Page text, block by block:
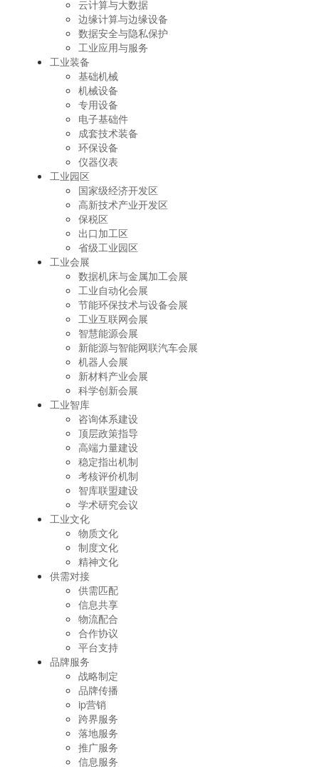
云计算与大数据
边缘计算与边缘设备
数据安全与隐私保护
工业应用与服务
工业装备
基础机械
机械设备
专用设备
电子基础件
成套技术装备
环保设备
仪器仪表
工业园区
国家级经济开发区
高新技术产业开发区
保税区
出口加工区
省级工业园区
工业会展
数据机床与金属加工会展
工业自动化会展
节能环保技术与设备会展
工业互联网会展
智慧能源会展
新能源与智能网联汽车会展
机器人会展
新材料产业会展
科学创新会展
工业智库
咨询体系建设
顶层政策指导
高端力量建设
稳定指出机制
考核评价机制
智库联盟建设
学术研究会议
工业文化
物质文化
制度文化
精神文化
供需对接
供需匹配
信息共享
物流配合
合作协议
平台支持
品牌服务
战略制定
品牌传播
ip营销
跨界服务
落地服务
推广服务
信息服务